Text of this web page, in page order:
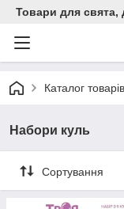
Товари для свята,
Каталог товарів
Набори куль
Сортування